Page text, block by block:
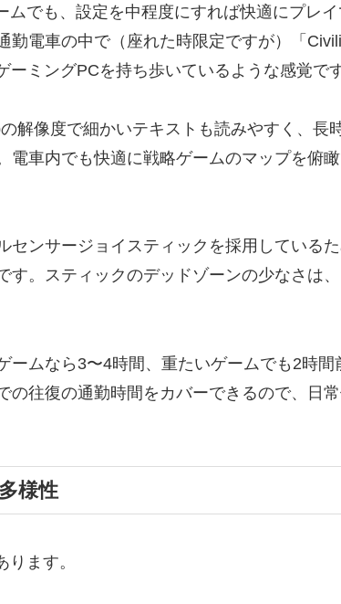
でも、設定を中程度にすれば快適にプレ
勤電車の中で（座れた時限定ですが）「
ミングPCを持ち歩いているような感覚です
解像度で細かいテキストも読みやすく、長
電車内でも快適に戦略ゲームのマップを俯瞰
センサージョイスティックを採用している
す。スティックのデッドゾーンの少なさは
ムなら3〜4時間、重たいゲームでも2時間
の往復の通勤時間をカバーできるので、日
様性
ます。